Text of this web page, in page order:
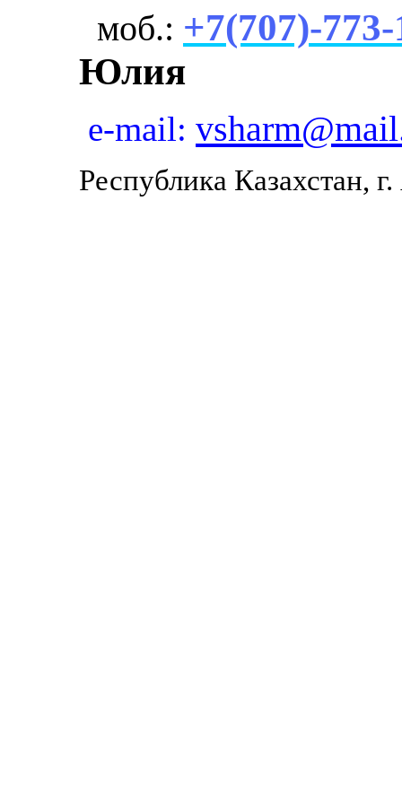
моб.: +7(707)-
Юлия
e-mail:
Республика Казахстан,